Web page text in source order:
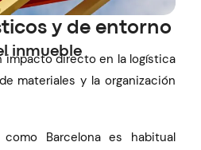
y de entorno
inmueble
impacto directo en la logística
materiales y la organización
Barcelona es habitual